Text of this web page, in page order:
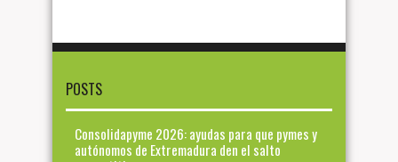
POSTS
Consolidapyme 2026: ayudas para que pymes y
autónomos de Extremadura den el salto